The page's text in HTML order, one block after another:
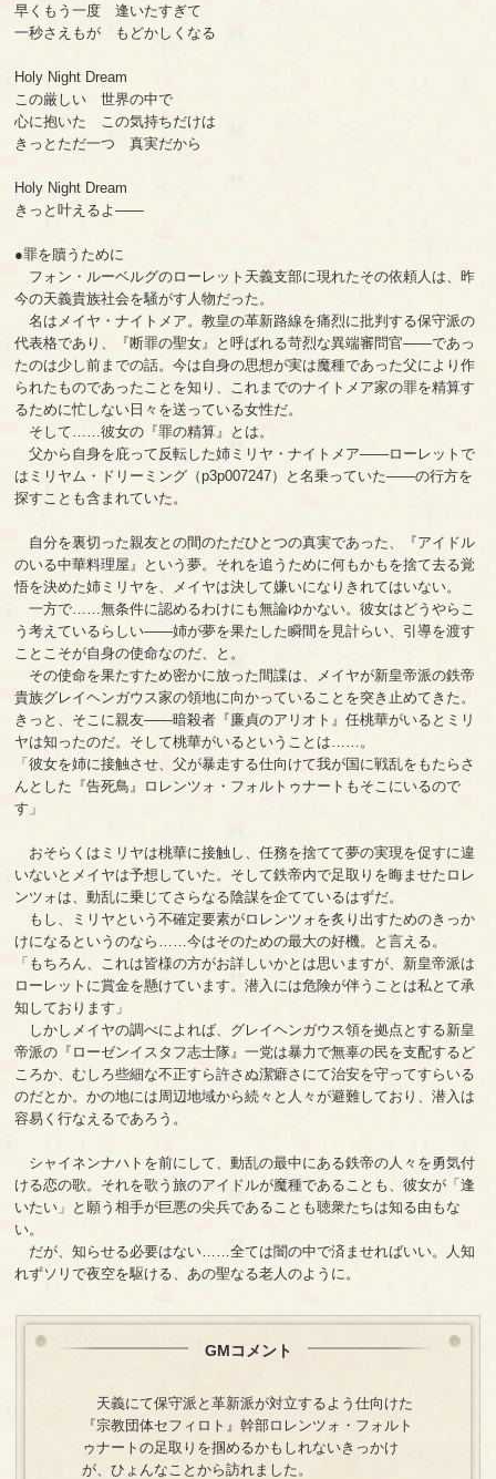
早くもう一度 逢いたすぎて
一秒さえもが もどかしくなる
Holy Night Dream
この厳しい 世界の中で
心に抱いた この気持ちだけは
きっとただ一つ 真実だから
Holy Night Dream
きっと叶えるよ――
●罪を贖うために
フォン・ルーベルグのローレット天義支部に現れたその依頼人は、昨
今の天義貴族社会を騒がす人物だった。
名はメイヤ・ナイトメア。教皇の革新路線を痛烈に批判する保守派の
代表格であり、『断罪の聖女』と呼ばれる苛烈な異端審問官――であっ
たのは少し前までの話。今は自身の思想が実は魔種であった父により作
られたものであったことを知り、これまでのナイトメア家の罪を精算す
るために忙しない日々を送っている女性だ。
そして……彼女の『罪の精算』とは。
父から自身を庇って反転した姉ミリヤ・ナイトメア――ローレットで
はミリヤム・ドリーミング（p3p007247）と名乗っていた――の行方を
探すことも含まれていた。
自分を裏切った親友との間のただひとつの真実であった、『アイドル
のいる中華料理屋』という夢。それを追うために何もかもを捨て去る覚
悟を決めた姉ミリヤを、メイヤは決して嫌いになりきれてはいない。
一方で……無条件に認めるわけにも無論ゆかない。彼女はどうやらこ
う考えているらしい――姉が夢を果たした瞬間を見計らい、引導を渡す
ことこそが自身の使命なのだ、と。
その使命を果たすため密かに放った間諜は、メイヤが新皇帝派の鉄帝
貴族グレイヘンガウス家の領地に向かっていることを突き止めてきた。
きっと、そこに親友――暗殺者『廉貞のアリオト』任桃華がいるとミリ
ヤは知ったのだ。そして桃華がいるということは……。
「彼女を姉に接触させ、父が暴走する仕向けて我が国に戦乱をもたらさ
んとした『告死鳥』ロレンツォ・フォルトゥナートもそこにいるので
す」
おそらくはミリヤは桃華に接触し、任務を捨てて夢の実現を促すに違
いないとメイヤは予想していた。そして鉄帝内で足取りを晦ませたロレ
ンツォは、動乱に乗じてさらなる陰謀を企てているはずだ。
もし、ミリヤという不確定要素がロレンツォを炙り出すためのきっか
けになるというのなら……今はそのための最大の好機。と言える。
「もちろん、これは皆様の方がお詳しいかとは思いますが、新皇帝派は
ローレットに賞金を懸けています。潜入には危険が伴うことは私とて承
知しております」
しかしメイヤの調べによれば、グレイヘンガウス領を拠点とする新皇
帝派の『ローゼンイスタフ志士隊』一党は暴力で無辜の民を支配するど
ころか、むしろ些細な不正すら許さぬ潔癖さにて治安を守ってすらいる
のだとか。かの地には周辺地域から続々と人々が避難しており、潜入は
容易く行なえるであろう。
シャイネンナハトを前にして、動乱の最中にある鉄帝の人々を勇気付
ける恋の歌。それを歌う旅のアイドルが魔種であることも、彼女が「逢
いたい」と願う相手が巨悪の尖兵であることも聴衆たちは知る由もな
い。
だが、知らせる必要はない……全ては闇の中で済ませればいい。人知
れずソリで夜空を駆ける、あの聖なる老人のように。
GMコメント
天義にて保守派と革新派が対立するよう仕向けた
『宗教団体セフィロト』幹部ロレンツォ・フォルト
ゥナートの足取りを掴めるかもしれないきっかけ
が、ひょんなことから訪れました。